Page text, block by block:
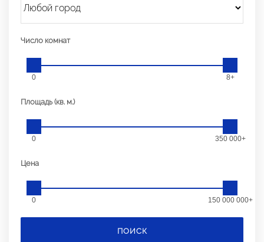
Число комнат
0 8+
Площадь (кв. м.)
0 350 000+
Цена
0 150 000 000+
ПОИСК